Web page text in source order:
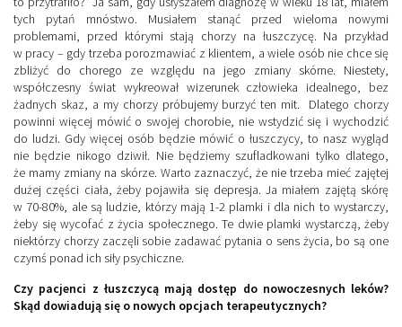
tych pytań mnóstwo. Musiałem stanąć przed wieloma nowymi
problemami, przed którymi stają chorzy na łuszczycę. Na przykład
w pracy – gdy trzeba porozmawiać z klientem, a wiele osób nie chce się
zbliżyć do chorego ze względu na jego zmiany skórne. Niestety,
współczesny świat wykreował wizerunek człowieka idealnego, bez
żadnych skaz, a my chorzy próbujemy burzyć ten mit. Dlatego chorzy
powinni więcej mówić o swojej chorobie, nie wstydzić się i wychodzić
do ludzi. Gdy więcej osób będzie mówić o łuszczycy, to nasz wygląd
nie będzie nikogo dziwił. Nie będziemy szufladkowani tylko dlatego,
że mamy zmiany na skórze. Warto zaznaczyć, że nie trzeba mieć zajętej
dużej części ciała, żeby pojawiła się depresja. Ja miałem zajętą skórę
w 70-80%, ale są ludzie, którzy mają 1-2 plamki i dla nich to wystarczy,
żeby się wycofać z życia społecznego. Te dwie plamki wystarczą, żeby
niektórzy chorzy zaczęli sobie zadawać pytania o sens życia, bo są one
czymś ponad ich siły psychiczne.
Czy pacjenci z łuszczycą mają dostęp do nowoczesnych leków?
Skąd dowiadują się o nowych opcjach terapeutycznych?